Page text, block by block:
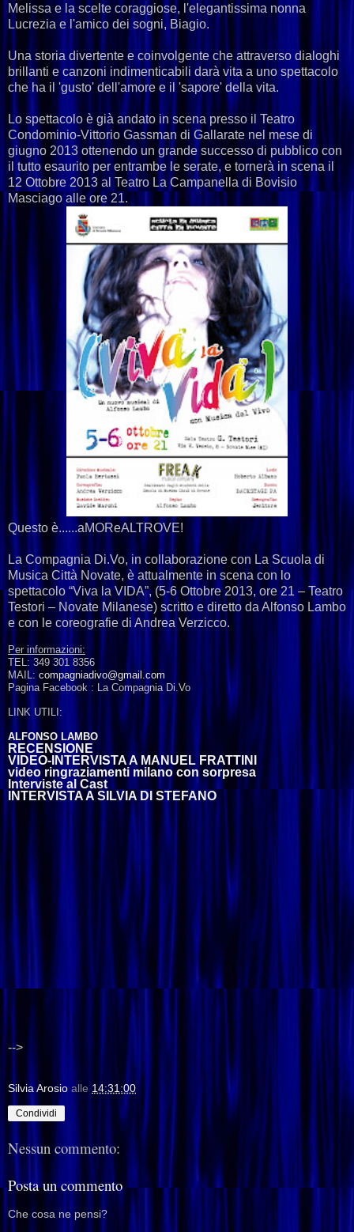
Melissa e la scelte coraggiose, l'elegantissima nonna
Lucrezia e l'amico dei sogni, Biagio.
Una storia divertente e coinvolgente che attraverso dialoghi
brillanti e canzoni indimenticabili darà vita a uno spettacolo
che ha il 'gusto' dell'amore e il 'sapore' della vita.
Lo spettacolo è già andato in scena presso il Teatro
Condominio-Vittorio Gassman di Gallarate nel mese di
giugno 2013 ottenendo un grande successo di pubblico con
il tutto esaurito per entrambe le serate, e tornerà in scena il
12 Ottobre 2013 al Teatro La Campanella di Bovisio
Masciago alle ore 21.
Questo è......aMOReALTROVE!
La Compagnia Di.Vo, in collaborazione con La Scuola di
Musica Città Novate, è attualmente in scena con lo
spettacolo “Viva la VIDA”, (5-6 Ottobre 2013, ore 21 – Teatro
Testori – Novate Milanese) scritto e diretto da Alfonso Lambo
e con le coreografie di Andrea Verzicco.
Per informazioni:
TEL: 349 301 8356
MAIL: compagniadivo@gmail.com
Pagina Facebook : La Compagnia Di.Vo
LINK UTILI:
ALFONSO LAMBO
RECENSIONE
VIDEO-INTERVISTA A MANUEL FRATTINI
video ringraziamenti milano con sorpresa
Interviste al Cast
INTERVISTA A SILVIA DI STEFANO
-->
Silvia Arosio alle 14:31:00
Condividi
Nessun commento:
Posta un commento
Che cosa ne pensi?